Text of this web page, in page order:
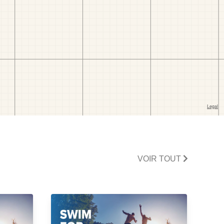
VOIR TOUT